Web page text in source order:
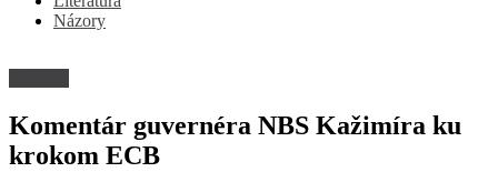
Názory
Komentár guvernéra NBS Kažimíra ku
krokom ECB